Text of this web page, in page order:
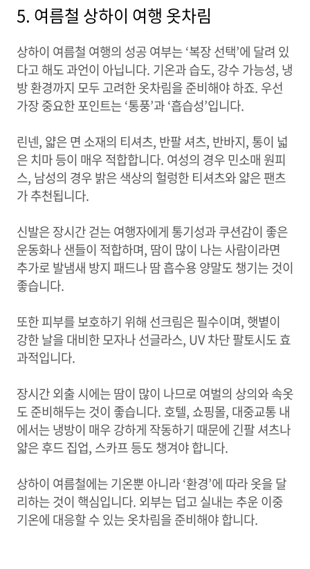
5. 여름철 상하이 여행 옷차림
상하이 여름철 여행의 성공 여부는 ‘복장 선택’에 달려 있
다고 해도 과언이 아닙니다. 기온과 습도, 강수 가능성, 냉
방 환경까지 모두 고려한 옷차림을 준비해야 하죠. 우선
가장 중요한 포인트는 ‘통풍’과 ‘흡습성’입니다.
린넨, 얇은 면 소재의 티셔츠, 반팔 셔츠, 반바지, 통이 넓
은 치마 등이 매우 적합합니다. 여성의 경우 민소매 원피
스, 남성의 경우 밝은 색상의 헐렁한 티셔츠와 얇은 팬츠
가 추천됩니다.
신발은 장시간 걷는 여행자에게 통기성과 쿠션감이 좋은
운동화나 샌들이 적합하며, 땀이 많이 나는 사람이라면
추가로 발냄새 방지 패드나 땀 흡수용 양말도 챙기는 것이
좋습니다.
또한 피부를 보호하기 위해 선크림은 필수이며, 햇볕이
강한 날을 대비한 모자나 선글라스, UV 차단 팔토시도 효
과적입니다.
장시간 외출 시에는 땀이 많이 나므로 여벌의 상의와 속옷
도 준비해두는 것이 좋습니다. 호텔, 쇼핑몰, 대중교통 내
에서는 냉방이 매우 강하게 작동하기 때문에 긴팔 셔츠나
얇은 후드 집업, 스카프 등도 챙겨야 합니다.
상하이 여름철에는 기온뿐 아니라 ‘환경’에 따라 옷을 달
리하는 것이 핵심입니다. 외부는 덥고 실내는 추운 이중
기온에 대응할 수 있는 옷차림을 준비해야 합니다.